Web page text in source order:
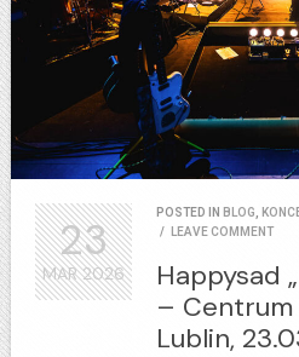
POSTED IN BLOG
/
LEAVE COMMENT
Happysad
– Centrum
Lublin,
23
MAR2026